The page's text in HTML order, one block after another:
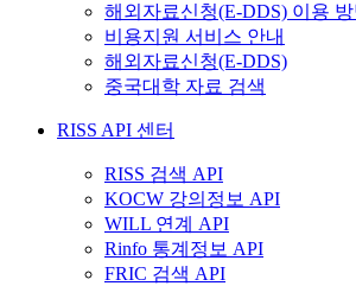
해외자료신청(E-DDS) 이용 방
비용지원 서비스 안내
해외자료신청(E-DDS)
중국대학 자료 검색
RISS API 센터
RISS 검색 API
KOCW 강의정보 API
WILL 연계 API
Rinfo 통계정보 API
FRIC 검색 API